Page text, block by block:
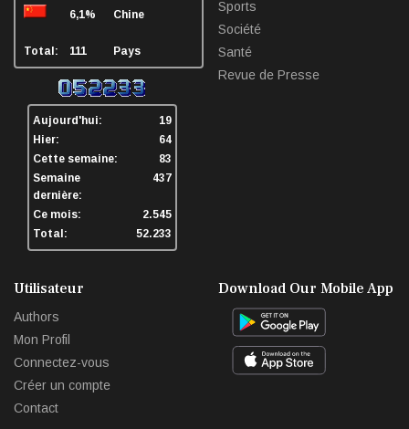
6,1%
Chine
Total: 111 Pays
Aujourd'hui:
19
Hier:
64
Cette semaine:
83
Semaine
dernière:
437
Ce mois:
2.545
Total:
52.233
Sports
Société
Santé
Revue de Presse
Utilisateur
Authors
Mon Profil
Connectez-vous
Créer un compte
Contact
Download Our Mobile App